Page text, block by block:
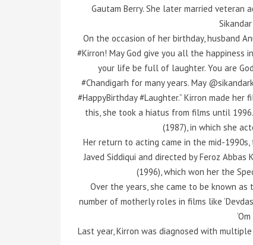
Gautam Berry. She later married veteran
On the occasion of her birthday, husband
#Kirron! May God give you all the happiness
your life be full of laughter. You are
#Chandigarh for many years. May
#HappyBirthday #Laughter.” Kirron made her
this, she took a hiatus from films until
(1987), in which she
Her return to acting came in the mid-
Javed Siddiqui and directed by Feroz Abbas
(1996), which won her the
Over the years, she came to be known
number of motherly roles in films like ‘Devdas’,
Last year, Kirron was diagnosed with